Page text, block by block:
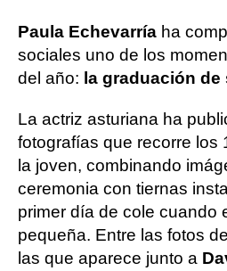
Paula Echevarría ha
sociales uno de los
del año: la graduación
La actriz asturiana ha
fotografías que recorre los
la joven, combinando
ceremonia con tiernas
primer día de cole cuando
pequeña. Entre las fotos
las que aparece junto a